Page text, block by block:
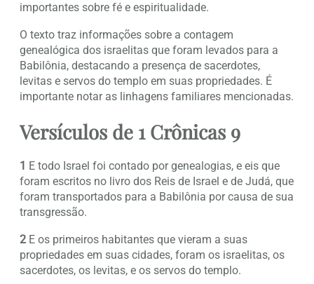
importantes sobre fé e espiritualidade.
O texto traz informações sobre a contagem
genealógica dos israelitas que foram levados para a
Babilônia, destacando a presença de sacerdotes,
levitas e servos do templo em suas propriedades. É
importante notar as linhagens familiares mencionadas.
Versículos de 1 Crônicas 9
1 E todo Israel foi contado por genealogias, e eis que
foram escritos no livro dos Reis de Israel e de Judá, que
foram transportados para a Babilônia por causa de sua
transgressão.
2 E os primeiros habitantes que vieram a suas
propriedades em suas cidades, foram os israelitas, os
sacerdotes, os levitas, e os servos do templo.